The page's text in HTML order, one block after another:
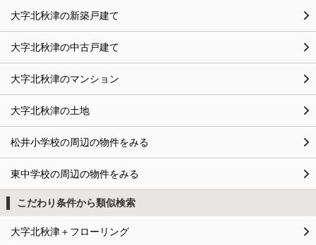
大字北秋津の新築戸建て
大字北秋津の中古戸建て
大字北秋津のマンション
大字北秋津の土地
松井小学校の周辺の物件をみる
東中学校の周辺の物件をみる
こだわり条件から類似検索
大字北秋津＋フローリング